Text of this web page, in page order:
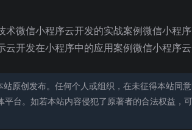
微信小程序云开发的实战案例微信小程
开发在小程序中的应用案例微信小程序
原创发布。任何个人或组织，在未征得本站同
台。如若本站内容侵犯了原著者的合法权益，